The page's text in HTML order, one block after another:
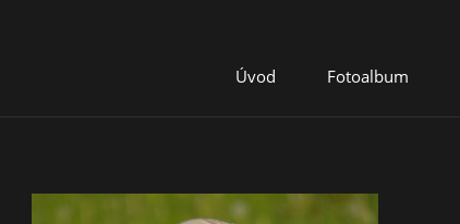
Úvod Fotoalbum